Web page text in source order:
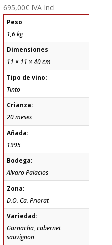
695,00€ IVA Incl
Peso
1,6 kg
Dimensiones
11 × 11 × 40 cm
Tipo de vino:
Tinto
Crianza:
20 meses
Añada:
1995
Bodega:
Alvaro Palacios
Zona:
D.O. Ca. Priorat
Variedad:
Garnacha, cabernet
sauvignon